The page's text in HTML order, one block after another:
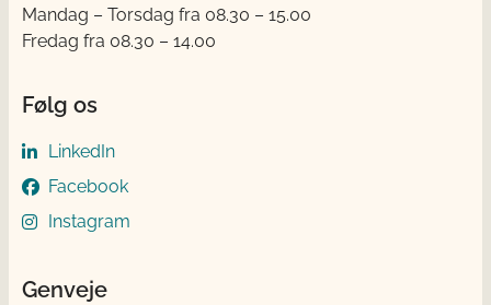
Mandag – Torsdag fra 08.30 – 15.00
Fredag fra 08.30 – 14.00
Følg os
LinkedIn
Facebook
Instagram
Genveje